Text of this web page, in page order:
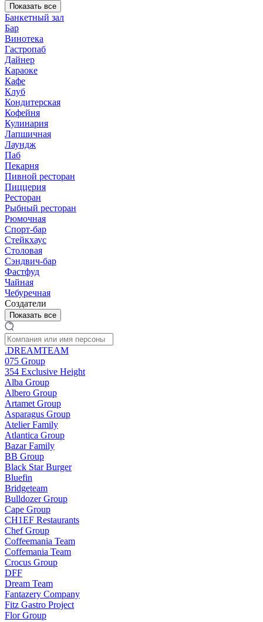
Показать все
Банкетный зал
Бар
Винотека
Гастропаб
Дайнер
Караоке
Кафе
Клуб
Кондитерская
Кофейня
Кулинария
Лапшичная
Лаундж
Паб
Пекарня
Пивной ресторан
Пиццерия
Ресторан
Рыбный ресторан
Рюмочная
Спорт-бар
Стейкхаус
Столовая
Сэндвич-бар
Фастфуд
Чайная
Чебуречная
Создатели
Показать все
.DREAMTEAM
075 Group
354 Exclusive Height
Alba Group
Albero Group
Artamet Group
Asparagus Group
Atelier Family
Atlantica Group
Bazar Family
BB Group
Black Star Burger
Bluefin
Bridgeteam
Bulldozer Group
Cape Group
CH1EF Restaurants
Chef Group
Coffeemania Team
Coffemania Team
Crocus Group
DFF
Dream Team
Fantazery Company
Fitz Gastro Project
Flor Group